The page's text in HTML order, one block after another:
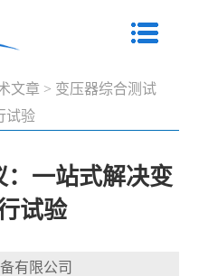
文章 > 变压器综合测试
试验
：一站式解决变
试验
有限公司